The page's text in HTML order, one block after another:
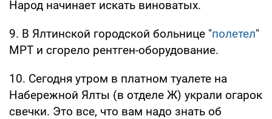
Народ начинает искать виноватых.
9. В Ялтинской городской больнице "полетел"
МРТ и сгорело рентген-оборудование.
10. Сегодня утром в платном туалете на
Набережной Ялты (в отделе Ж) украли огарок
свечки. Это все, что вам надо знать об